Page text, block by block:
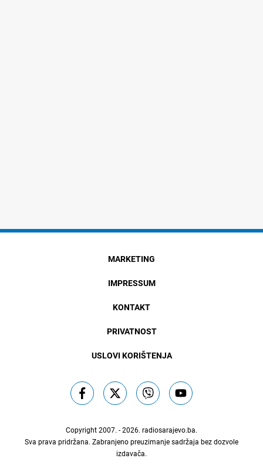
MARKETING
IMPRESSUM
KONTAKT
PRIVATNOST
USLOVI KORIŠTENJA
Copyright 2007. - 2026. radiosarajevo.ba.
Sva prava pridržana. Zabranjeno preuzimanje sadržaja bez dozvole
izdavača.